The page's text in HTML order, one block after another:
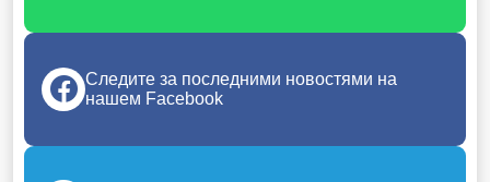
Следите за последними новостями на
нашем Facebook